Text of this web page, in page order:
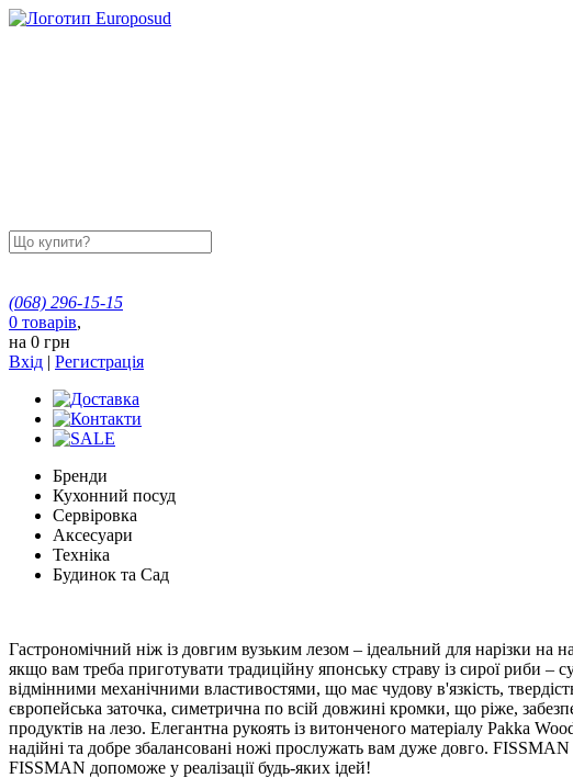
(068) 296-15-15
0 товарів,
на 0 грн
Вхід | Регистрація
Бренди
Кухонний посуд
Сервіровка
Аксесуари
Техніка
Будинок та Сад
Гастрономічний ніж із довгим вузьким лезом – ідеальний для нарізки
якщо вам треба приготувати традиційну японську страву із сирої риби –
відмінними механічними властивостями, що має чудову в'язкість,
європейська заточка, симетрична по всій довжині кромки, що ріже,
продуктів на лезо. Елегантна рукоять із витонченого матеріалу Pakka
надійні та добре збалансовані ножі прослужать вам дуже довго.
FISSMAN допоможе у реалізації будь-яких ідей!